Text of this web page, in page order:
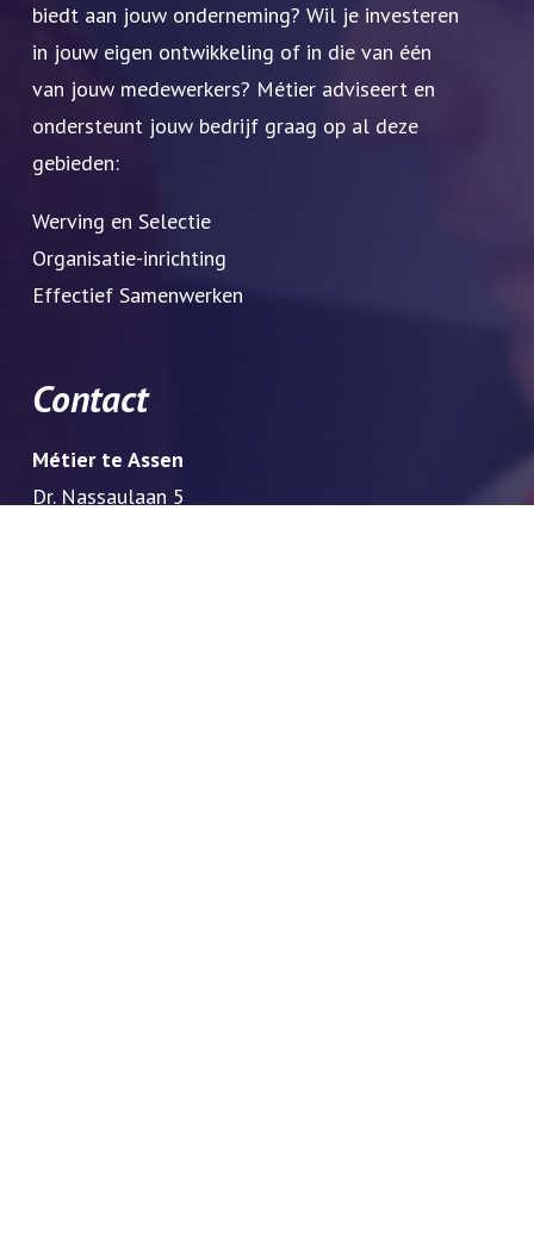
biedt aan jouw onderneming? Wil je investeren
in jouw eigen ontwikkeling of in die van één
van jouw medewerkers? Métier adviseert en
ondersteunt jouw bedrijf graag op al deze
gebieden:
Werving en Selectie
Organisatie-inrichting
Effectief Samenwerken
Contact
Métier te Assen
Dr. Nassaulaan 5